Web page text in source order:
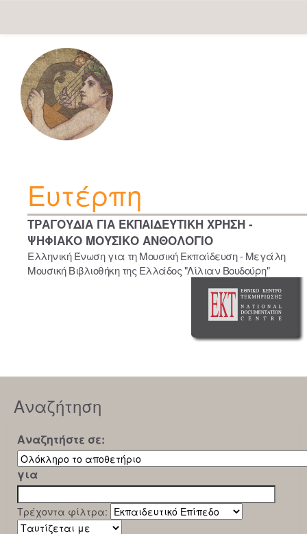
navigation
Ευτέρπη
ΤΡΑΓΟΥΔΙΑ ΓΙΑ ΕΚΠΑΙΔΕΥΤΙΚΗ ΧΡΗΣΗ -
ΨΗΦΙΑΚΟ ΜΟΥΣΙΚΟ ΑΝΘΟΛΟΓΙΟ
Ελληνική Ένωση για τη Μουσική Εκπαίδευση - Μεγάλη
Μουσική Βιβλιοθήκη της Ελλάδος "Λίλιαν Βουδούρη"
Αναζήτηση
Αναζητήστε σε:
για
Τρέχοντα φίλτρα: